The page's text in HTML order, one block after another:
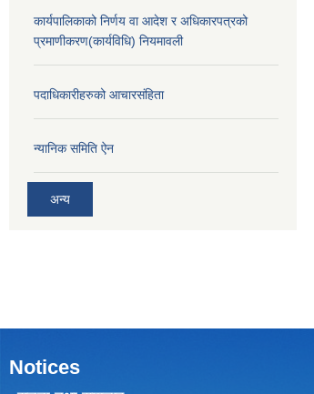
कार्यपालिकाको निर्णय वा आदेश र अधिकारपत्रको
प्रमाणीकरण(कार्यविधि) नियमावली
पदाधिकारीहरुको आचारसंहिता
न्यानिक समिति ऐन
अन्य
Notices